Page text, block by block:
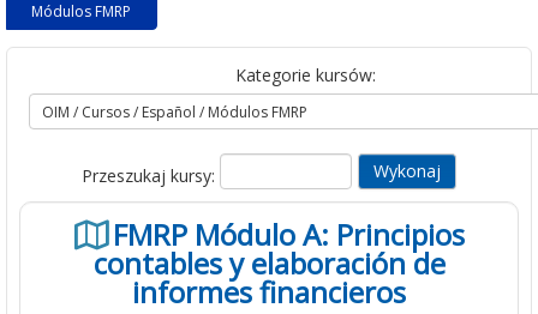
Módulos FMRP
Kategorie kursów:
Przeszukaj kursy:
FMRP Módulo A: Principios
contables y elaboración de
informes financieros